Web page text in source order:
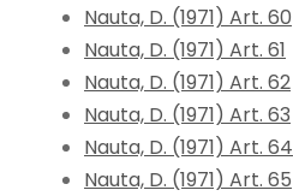
Nauta, D. (1971) Art. 60
Nauta, D. (1971) Art. 61
Nauta, D. (1971) Art. 62
Nauta, D. (1971) Art. 63
Nauta, D. (1971) Art. 64
Nauta, D. (1971) Art. 65